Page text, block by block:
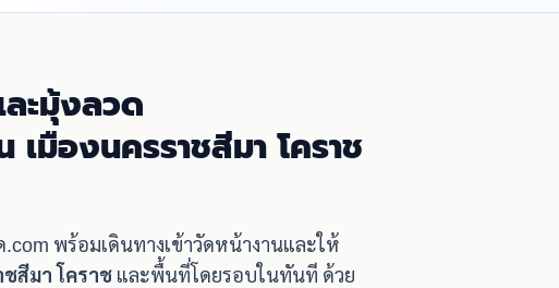
ะมุ้งลวด
เมืองนครราชสีมา โคราช
พร้อมเดินทางเข้าวัดหน้างานและให้
ชสีมา โคราช และพื้นที่โดยรอบในทันที ด้วย